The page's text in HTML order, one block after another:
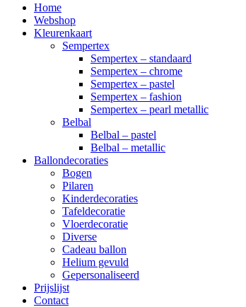
Home
Webshop
Kleurenkaart
Sempertex
Sempertex – standaard
Sempertex – chrome
Sempertex – pastel
Sempertex – fashion
Sempertex – pearl metallic
Belbal
Belbal – pastel
Belbal – metallic
Ballondecoraties
Bogen
Pilaren
Kinderdecoraties
Tafeldecoratie
Vloerdecoratie
Diverse
Cadeau ballon
Helium gevuld
Gepersonaliseerd
Prijslijst
Contact